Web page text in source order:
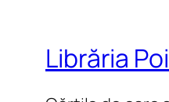
Librăria